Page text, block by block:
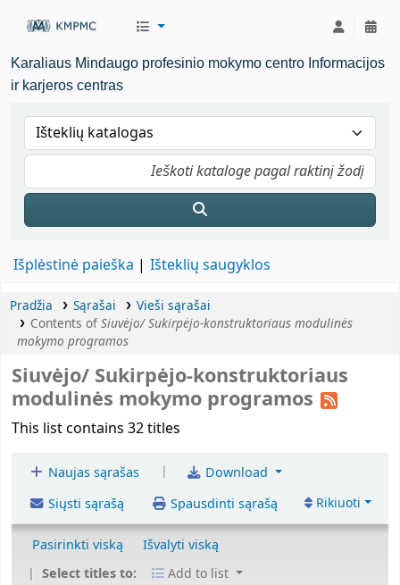
Karaliaus Mindaugo profesinio mokymo centro Informacijos
ir karjeros centras
Išplėstinė paieška Išteklių saugyklos
Pradžia Sąrašai
Vieši sąrašai
Contents of Siuvėjo/ Sukirpėjo-konstruktoriaus modulinės
mokymo programos
Siuvėjo/ Sukirpėjo-konstruktoriaus
modulinės mokymo programos
This list contains 32 titles
Naujas sąrašas |
Download
Siųsti sąrašą
Spausdinti sąrašą Rikiuoti
Pasirinkti viską
Išvalyti viską
Select titles to:
Add to list